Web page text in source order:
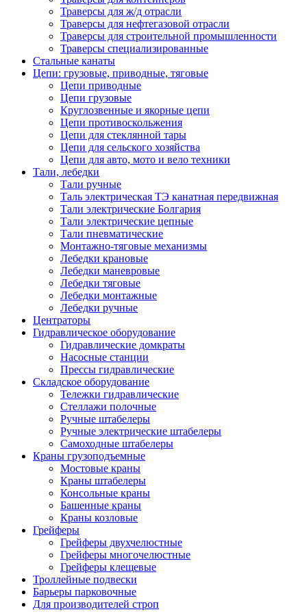
Траверсы для ж/д отрасли
Траверсы для нефтегазовой отрасли
Траверсы для строительной промышленности
Траверсы специализированные
Стальные канаты
Цепи: грузовые, приводные, тяговые
Цепи приводные
Цепи грузовые
Круглозвенные и якорные цепи
Цепи противоскольжения
Цепи для стеклянной тары
Цепи для сельского хозяйства
Цепи для авто, мото и вело техники
Тали, лебедки
Тали ручные
Таль электрическая ТЭ канатная передвижная
Тали электрические Болгария
Тали электрические цепные
Тали пневматические
Монтажно-тяговые механизмы
Лебедки крановые
Лебедки маневровые
Лебедки тяговые
Лебедки монтажные
Лебедки ручные
Центраторы
Гидравлическое оборудование
Гидравлические домкраты
Насосные станции
Прессы гидравлические
Складское оборудование
Тележки гидравлические
Cтеллажи полочные
Ручные штабелеры
Ручные электрические штабелеры
Самоходные штабелеры
Краны грузоподъемные
Мостовые краны
Краны штабелеры
Консольные краны
Башенные краны
Краны козловые
Грейферы
Грейферы двухчелюстные
Грейферы многочелюстные
Грейферы клещевые
Троллейные подвески
Барьеры парковочные
Для производителей строп